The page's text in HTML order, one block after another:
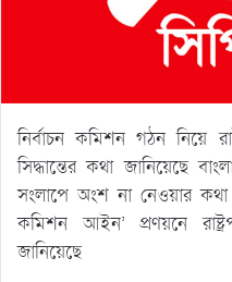
নির্বাচন কমিশন গঠন নিয়ে
সিদ্ধান্তের কথা জানিয়েছে
সংলাপে অংশ না নেওয়ার কথা
কমিশন আইন’ প্রণয়নে
জানিয়েছে